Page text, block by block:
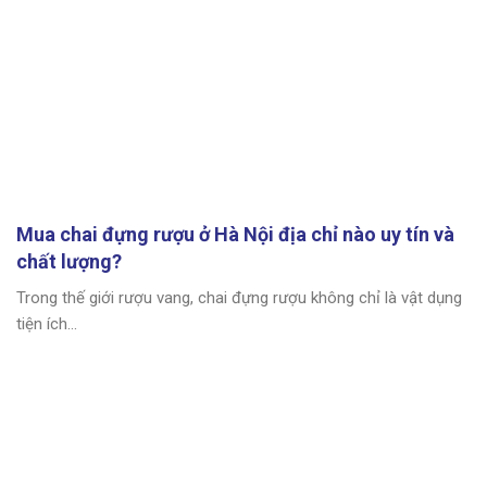
Mua chai đựng rượu ở Hà Nội địa chỉ nào uy tín và
chất lượng?
Trong thế giới rượu vang, chai đựng rượu không chỉ là vật dụng
tiện ích...